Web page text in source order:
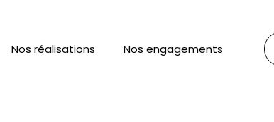
Nos réalisations Nos engagements